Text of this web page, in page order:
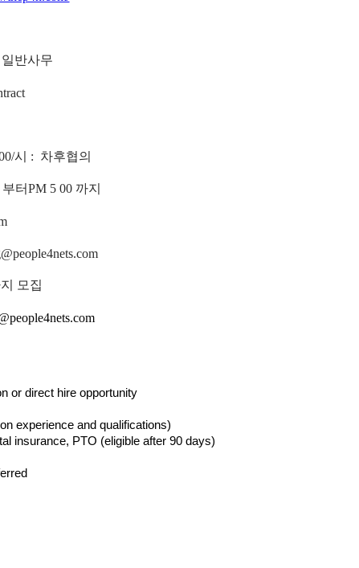
반사무
시 : 차후협의
부터PM 5 00 까지
모집
or direct hire opportunity
experience and qualifications)
insurance, PTO (eligible after 90 days)